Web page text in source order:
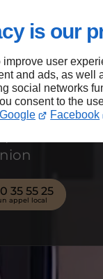
is our
user
and ads, as well
social networks
consent to the
Google Facebook
de
35 55 25